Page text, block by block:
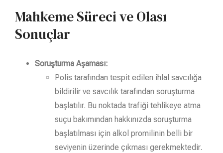
Mahkeme Süreci ve Olası
Sonuçlar
Soruşturma Aşaması:
Polis tarafından tespit edilen ihlal savcılığa
bildirilir ve savcılık tarafından soruşturma
başlatılır. Bu noktada trafiği tehlikeye atma
suçu bakımından hakkınızda soruşturma
başlatılması için alkol promilinin belli bir
seviyenin üzerinde çıkması gerekmektedir.